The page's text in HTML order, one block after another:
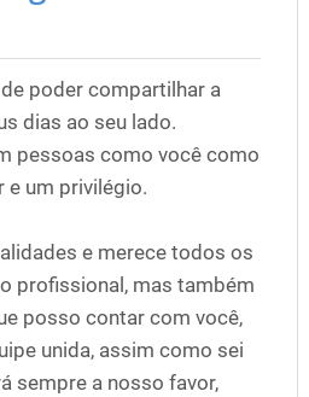
poder compartilhar a
dias ao seu lado.
pessoas como você como
e um privilégio.
e merece todos os
profissional, mas também
posso contar com você,
unida, assim como sei
sempre a nosso favor,